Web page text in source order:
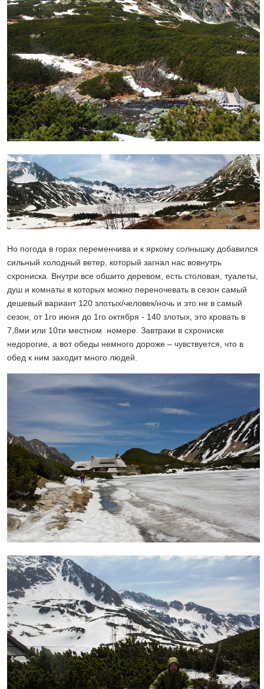
Но погода в горах переменчива и к яркому солнышку добавился
сильный холодный ветер, который загнал нас вовнутрь
схрониска. Внутри все обшито деревом, есть столовая, туалеты,
душ и комнаты в которых можно переночевать в сезон самый
дешевый вариант 120 злотых/человек/ночь и это не в самый
сезон, от 1го июня до 1го октября - 140 злотых, это кровать в
7,8ми или 10ти местном номере. Завтраки в схрониске
недорогие, а вот обеды немного дороже – чувствуется, что в
обед к ним заходит много людей.